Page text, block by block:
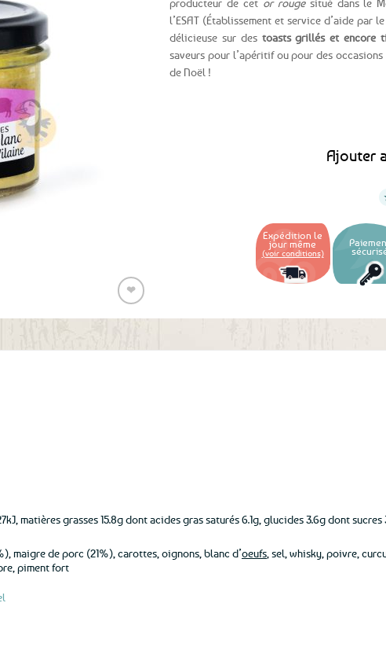
❤
Ajouter
producteur de cet or rougesitué dans le
l’ESAT (Établissement et service d’aide par
délicieuse sur des toasts grillés et encore
saveurs pour l’apéritif ou pour des
de Noël !
Ajouter
Expédition le
jour même
(voir conditions)
matières grasses 15.8g dont acides gras saturés 6.1g, glucides 3.6g dont sucres
maigre de porc (21%), carottes, oignons, blanc d’oeufs , sel, whisky, poivre,
piment fort